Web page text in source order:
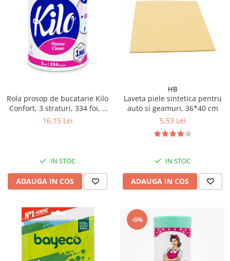
Pamatuf praf
Pompa apa masina de carotat
Pulverizatoare
Pulverizatoare profesionale
Saci de menaj
Sistem unica folosinta
Uscatoare maini
Rola prosop de bucatarie Kilo
Confort, 3 straturi, 334 foi, 1
kg
16,15 Lei
IN STOC
ADAUGA IN COS
HB
Laveta piele sintetica pentru
auto si geamuri, 36*40 cm
5,53 Lei
IN STOC
ADAUGA IN COS
-6%